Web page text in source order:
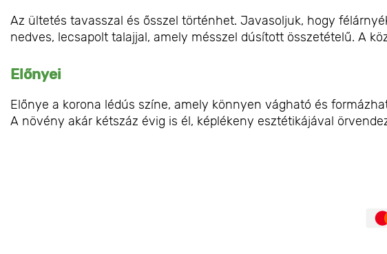
Az ültetés tavasszal és ősszel történhet. Javasoljuk, hogy
nedves, lecsapolt talajjal, amely mésszel dúsított összetételű. A
Előnyei
Előnye a korona lédús színe, amely könnyen vágható és
A növény akár kétszáz évig is él, képlékeny esztétikájával